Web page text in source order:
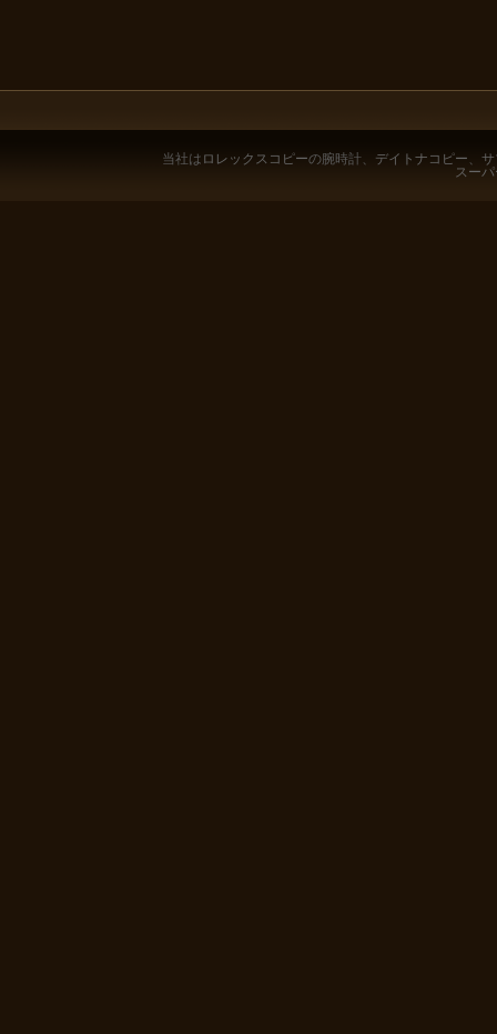
当社は ロレックスコピーの腕時計、 デイトナコピー、
スー